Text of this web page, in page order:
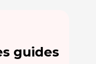
guides